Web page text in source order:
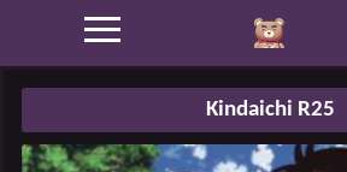
Kindaichi R25